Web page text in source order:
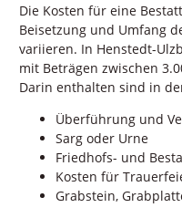
Die Kosten für eine
Beisetzung und Umfang
variieren. In Henstedt-
mit Beträgen zwischen
Darin enthalten sind in
Überführung und
Sarg oder Urne
Friedhofs- und
Kosten für
Grabstein,